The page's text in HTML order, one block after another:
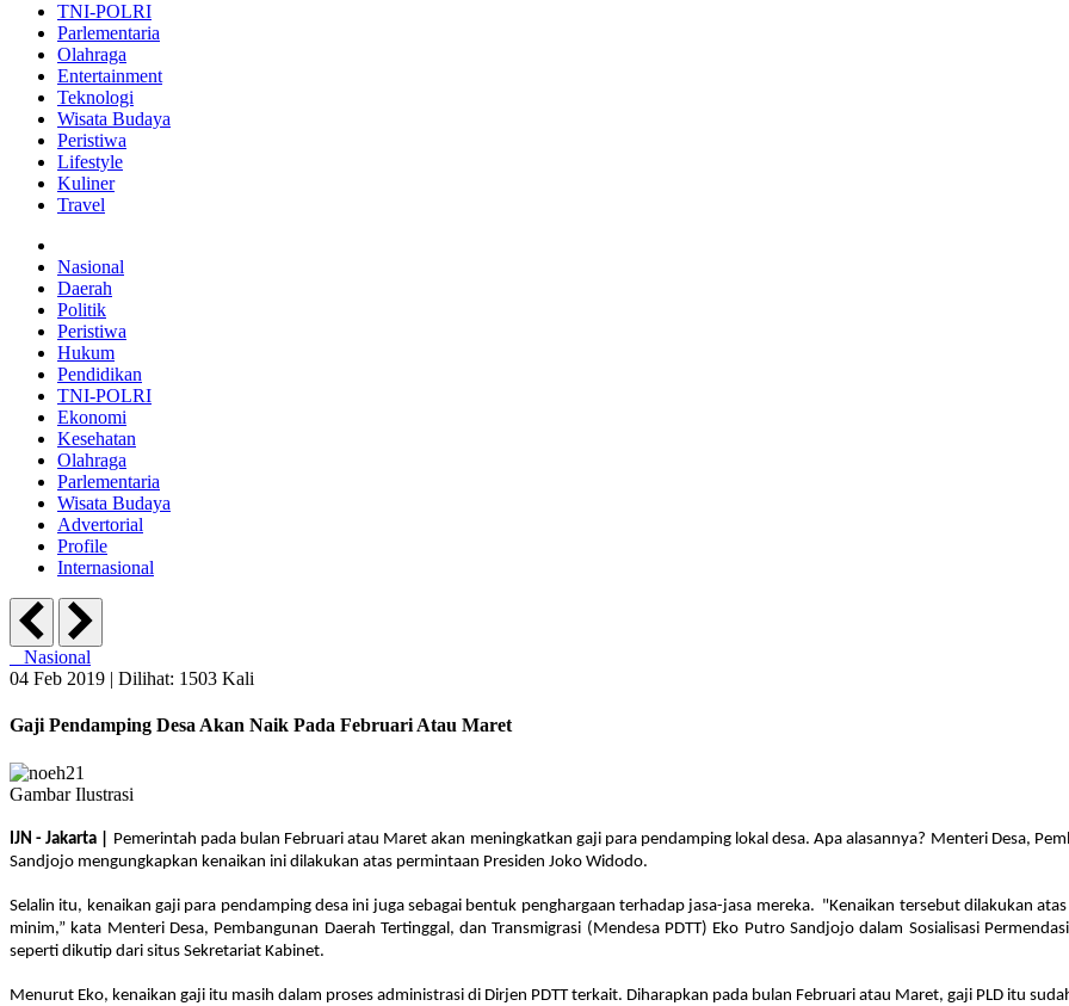
TNI-POLRI
Parlementaria
Olahraga
Entertainment
Teknologi
Wisata Budaya
Peristiwa
Lifestyle
Kuliner
Travel
Nasional
Daerah
Politik
Peristiwa
Hukum
Pendidikan
TNI-POLRI
Ekonomi
Kesehatan
Olahraga
Parlementaria
Wisata Budaya
Advertorial
Profile
Internasional
Nasional
04 Feb 2019 | Dilihat: 1503 Kali
Gaji Pendamping Desa Akan Naik Pada Februari Atau Maret
Gambar Ilustrasi
IJN - Jakarta |
Pemerintah pada bulan Februari atau Maret akan meningkatkan gaji para pendamping lokal desa. Apa alasannya? Menteri Desa,
Sandjojo mengungkapkan kenaikan ini dilakukan atas permintaan Presiden Joko Widodo.
Selalin itu, kenaikan gaji para pendamping desa ini juga sebagai bentuk penghargaan terhadap jasa-jasa mereka. "Kenaikan tersebut dilakukan
minim,” kata Menteri Desa, Pembangunan Daerah Tertinggal, dan Transmigrasi (Mendesa PDTT) Eko Putro Sandjojo dalam Sosialisasi
seperti dikutip dari situs Sekretariat Kabinet.
Menurut Eko, kenaikan gaji itu masih dalam proses administrasi di Dirjen PDTT terkait. Diharapkan pada bulan Februari atau Maret, gaji PLD itu